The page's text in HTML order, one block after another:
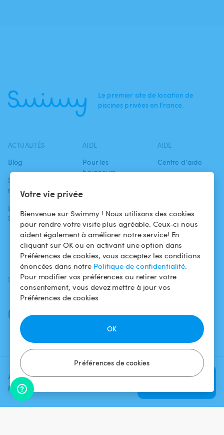
Votre vie privée
Bienvenue sur Swimmy ! Nous utilisons des cookies
pour rendre votre visite plus agréable. Ceux-ci nous
aident également à améliorer notre service! En
cliquant sur OK ou en activant une option dans
Préférences de cookies, vous acceptez les conditions
énoncées dans notre Politique de confidentialité.
Pour modifier vos préférences ou retirer votre
consentement, vous devez mettre à jour vos
Préférences de cookies
Préférences de cookies
OK
Ajoutez une date et un créneau
pour voir le prix
Vérifier la
Le premier site de location de
piscines privées en France.
ACTUALITÉS
Blog
Swimmy dans les
médias
L'aventure
Swimmy
AIDE
Pour les
baigneurs
Louer ma piscine
Comment ça
marche ?
AIDE
Centre d'aide
confidentialité
Mentions légales
SUIVEZ-NOUS
Facebook
Instagram
TÉLÉCHARGEZ L'APP